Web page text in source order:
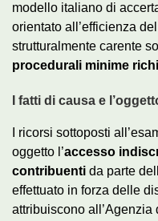
modello italiano di
orientato all’efficienza
strutturalmente carente
procedurali minime
I fatti di causa e
I ricorsi sottoposti
oggetto l’accesso
contribuenti da parte
effettuato in forza delle
attribuiscono all’Agenzia